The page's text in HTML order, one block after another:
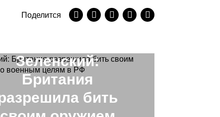
Поделится
Зеленский:
Британия
бить